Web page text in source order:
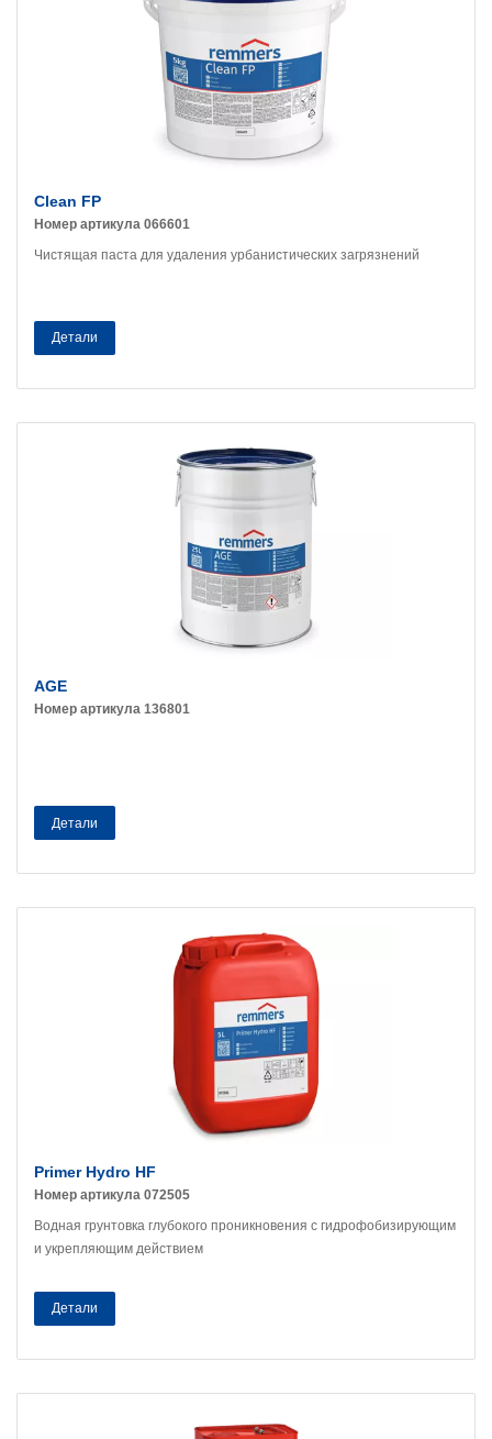
Clean FP
Номер артикула 066601
Чистящая паста для удаления урбанистических загрязнений
Детали
AGE
Номер артикула 136801
Детали
Primer Hydro HF
Номер артикула 072505
Водная грунтовка глубокого проникновения с гидрофобизирующим
и укрепляющим действием
Детали